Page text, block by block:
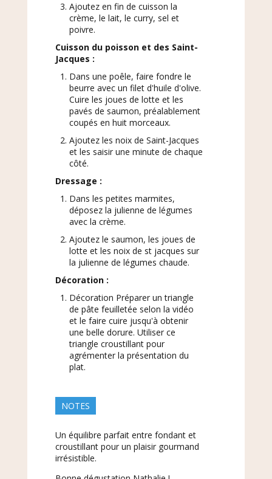
Ajoutez en fin de cuisson la
crème, le lait, le curry, sel et
poivre.
Cuisson du poisson et des Saint-
Jacques :
Dans une poêle, faire fondre le
beurre avec un filet d'huile d'olive.
Cuire les joues de lotte et les
pavés de saumon, préalablement
coupés en huit morceaux.
Ajoutez les noix de Saint-Jacques
et les saisir une minute de chaque
côté.
Dressage :
Dans les petites marmites,
déposez la julienne de légumes
avec la crème.
Ajoutez le saumon, les joues de
lotte et les noix de st jacques sur
la julienne de légumes chaude.
Décoration :
Décoration Préparer un triangle
de pâte feuilletée selon la vidéo
et le faire cuire jusqu'à obtenir
une belle dorure. Utiliser ce
triangle croustillant pour
agrémenter la présentation du
plat.
NOTES
Un équilibre parfait entre fondant et
croustillant pour un plaisir gourmand
irrésistible.